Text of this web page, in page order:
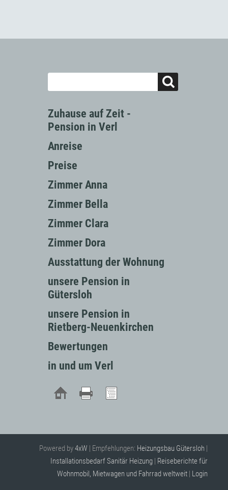
Zuhause auf Zeit -
Pension in Verl
Anreise
Preise
Zimmer Anna
Zimmer Bella
Zimmer Clara
Zimmer Dora
Ausstattung der Wohnung
unsere Pension in
Gütersloh
unsere Pension in
Rietberg-Neuenkirchen
Bewertungen
in und um Verl
Powered by4xW | Empfehlungen: Heizungsbau Gütersloh |
Installationsbedarf Sanitär Heizung | Reiseberichte für
Wohnmobil, Mietwagen und Fahrrad weltweit | Login